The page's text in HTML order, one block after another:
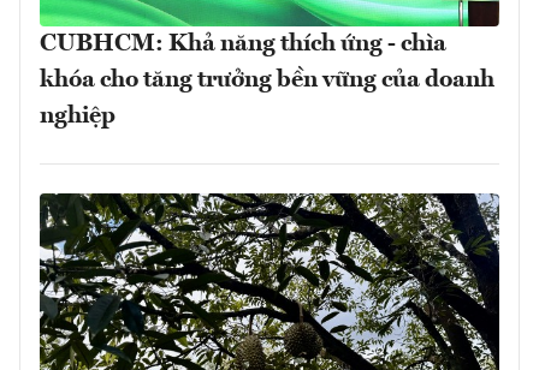
CUBHCM: Khả năng thích ứng - chìa
khóa cho tăng trưởng bền vững của doanh
nghiệp